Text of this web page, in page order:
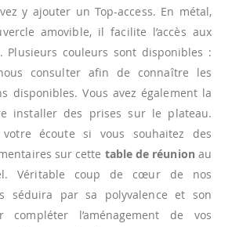
y ajouter un Top-access. En métal,
amovible, il facilite l’accès aux
Plusieurs couleurs sont disponibles :
consulter afin de connaître les
disponibles. Vous avez également la
installer des prises sur le plateau.
écoute si vous souhaitez des
sur cette table de réunion au
Véritable coup de cœur de nos
séduira par sa polyvalence et son
compléter l’aménagement de vos